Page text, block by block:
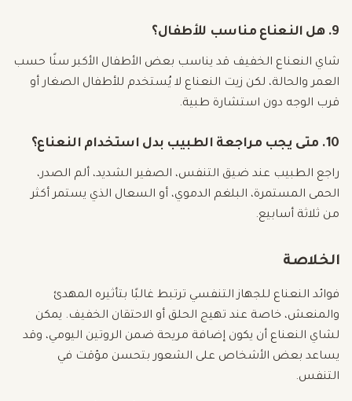
9. هل النعناع مناسب للأطفال؟
شاي النعناع الخفيف قد يناسب بعض الأطفال الأكبر سنًا حسب
العمر والحالة، لكن زيت النعناع لا يُستخدم للأطفال الصغار أو
قرب الوجه دون استشارة طبية.
10. متى يجب مراجعة الطبيب بدل استخدام النعناع؟
راجع الطبيب عند ضيق التنفس، الصفير الشديد، ألم الصدر،
الحمى المستمرة، البلغم الدموي، أو السعال الذي يستمر أكثر
من ثلاثة أسابيع.
الخلاصة
فوائد النعناع للجهاز التنفسي ترتبط غالبًا بتأثيره المهدئ
والمنعش، خاصة عند تهيج الحلق أو الاحتقان الخفيف. يمكن
لشاي النعناع أن يكون إضافة مريحة ضمن الروتين اليومي، وقد
يساعد بعض الأشخاص على الشعور بتحسن مؤقت في
التنفس.